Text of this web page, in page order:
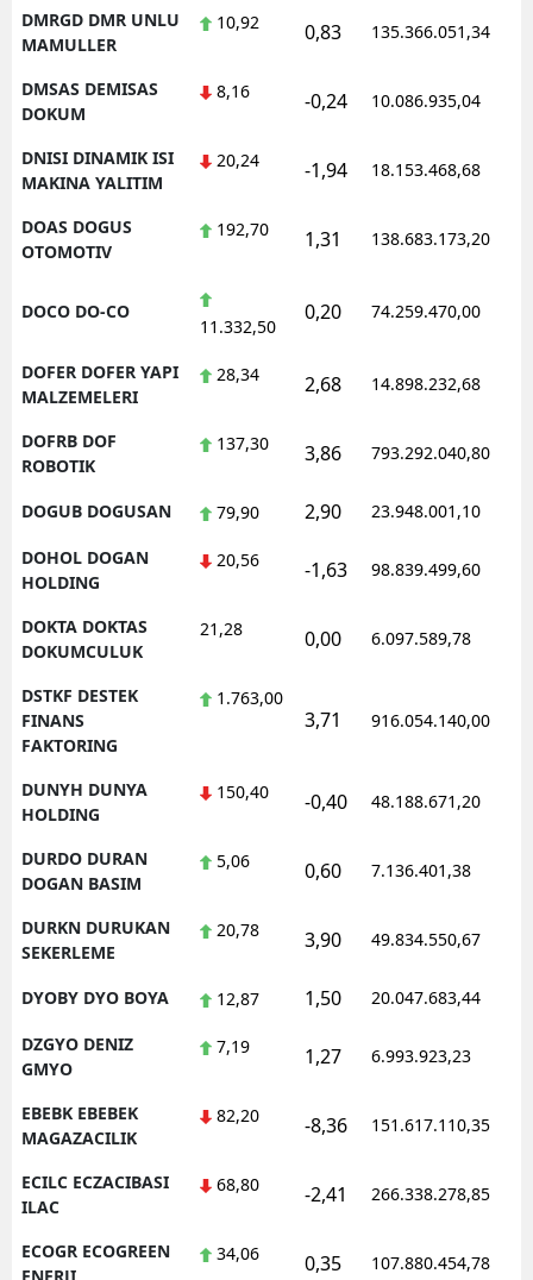
DMRGD DMR UNLU
MAMULLER
10,92 0,83 135.366.051,34
DMSAS DEMISAS
DOKUM
8,16 -0,24 10.086.935,04
DNISI DINAMIK ISI
MAKINA YALITIM
20,24 -1,94 18.153.468,68
DOAS DOGUS
OTOMOTIV
192,70 1,31 138.683.173,20
DOCO DO-CO
11.332,50
0,20 74.259.470,00
DOFER DOFER YAPI
MALZEMELERI
28,34 2,68 14.898.232,68
DOFRB DOF
ROBOTIK
137,30 3,86 793.292.040,80
DOGUB DOGUSAN 79,90 2,90 23.948.001,10
DOHOL DOGAN
HOLDING
20,56 -1,63 98.839.499,60
DOKTA DOKTAS
DOKUMCULUK
21,28 0,00 6.097.589,78
DSTKF DESTEK
FINANS
FAKTORING
1.763,00
3,71 916.054.140,00
DUNYH DUNYA
HOLDING
150,40 -0,40 48.188.671,20
DURDO DURAN
DOGAN BASIM
5,06 0,60 7.136.401,38
DURKN DURUKAN
SEKERLEME
20,78 3,90 49.834.550,67
DYOBY DYO BOYA 12,87 1,50 20.047.683,44
DZGYO DENIZ
GMYO
7,19 1,27 6.993.923,23
EBEBK EBEBEK
MAGAZACILIK
82,20 -8,36 151.617.110,35
ECILC ECZACIBASI
ILAC
68,80 -2,41 266.338.278,85
ECOGR ECOGREEN
34,06 0,35 107.880.454,78